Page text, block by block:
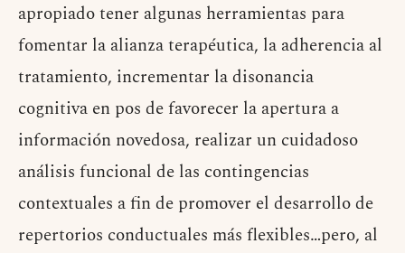
apropiado tener algunas herramientas para
fomentar la alianza terapéutica, la adherencia al
tratamiento, incrementar la disonancia
cognitiva en pos de favorecer la apertura a
información novedosa, realizar un cuidadoso
análisis funcional de las contingencias
contextuales a fin de promover el desarrollo de
repertorios conductuales más flexibles…pero, al